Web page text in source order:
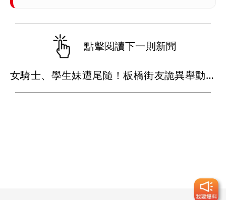
點擊閱讀下一則新聞
女騎士、學生妹遭尾隨！板橋街友詭異舉動引側目 熱心男勸阻遭踹險被筆戳